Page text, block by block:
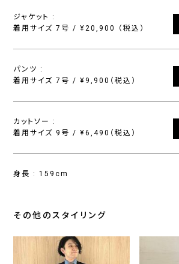
ジャケット :
着用サイズ 7号 / ¥20,900 （税込）
パンツ :
着用サイズ 7号 / ¥9,900（税込）
カットソー :
着用サイズ 9号 / ¥6,490（税込）
身長 : 159cm
その他のスタイリング